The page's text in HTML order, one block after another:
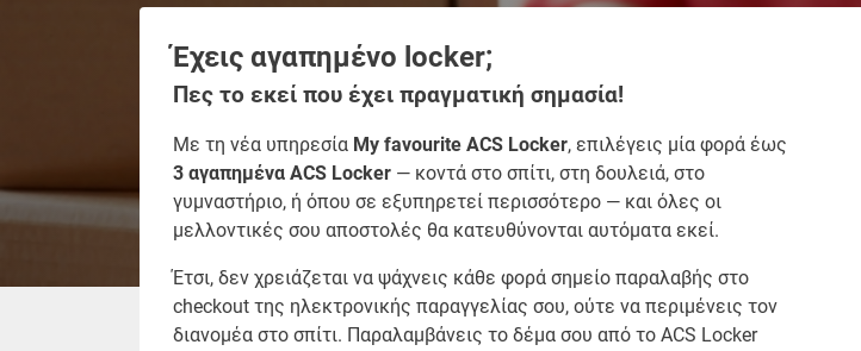
Έχεις αγαπημένο locker;
Πες το εκεί που έχει πραγματική σημασία!
Με τη νέα υπηρεσία My favourite ACS Locker, επιλέγεις μία φορά έως
3 αγαπημένα ACS Locker — κοντά στο σπίτι, στη δουλειά, στο
γυμναστήριο, ή όπου σε εξυπηρετεί περισσότερο — και όλες οι
μελλοντικές σου αποστολές θα κατευθύνονται αυτόματα εκεί.
Έτσι, δεν χρειάζεται να ψάχνεις κάθε φορά σημείο παραλαβής στο
checkout της ηλεκτρονικής παραγγελίας σου, ούτε να περιμένεις τον
διανομέα στο σπίτι. Παραλαμβάνεις το δέμα σου από το ACS Locker